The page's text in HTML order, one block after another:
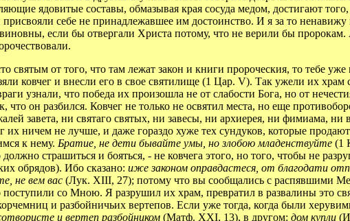
ядовитые составы, обмазывая края сосуда медом, достигают
себе не принадлежавшее им достоинство. И я за то
если бы отвергали Христа потому, что не верили бы пророкам.
от того, что там лежат закон и книги пророческия, то тебе
ковчег и внесли его в свое святилище (1 Цар. V). Так ужели их
узнали, что победа их произошла не от слабости Бога, но от
он разбился. Ковчег не только не освятил места, но еще
завета, ни святаго святых, ни завесы, ни архиерея, ни фимиама,
ничем не лучше, и даже гораздо хуже тех сундуков, которые
к нему. Братие, не дети бывайте умы, но злобою младенствуйте (1
должно страшиться и бояться, - не ковчега этого, но того, чтобы не
обрядов). Ибо сказано: иже законом оправдастеся, от благодати
не вем вас (Лук. XIII, 27); потому что вы сообщались с распявшими
поступили со Мною. Я разрушил их храм, превратил в развалины это
и разбойничьих вертепов. Если уже тогда, когда были
и вертеп разбойником (Матф. XXI, 13), в другом: дом купли